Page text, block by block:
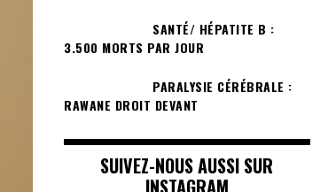
SANTÉ/ HÉPATITE B :
3.500 MORTS PAR JOUR
PARALYSIE CÉRÉBRALE :
RAWANE DROIT DEVANT
SUIVEZ-NOUS AUSSI SUR